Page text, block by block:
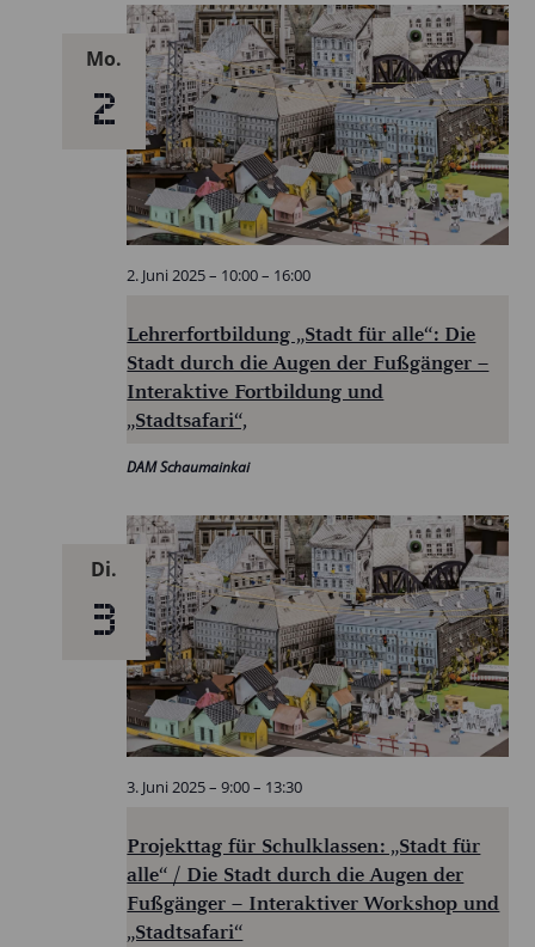
Mo.
2
Lehrerfortbildung „Stadt für alle“: Die
Stadt durch die Augen der Fußgänger –
Interaktive Fortbildung und
„Stadtsafari“,
2. Juni 2025 – 10:00– 16:00
DAM Schaumainkai
Di.
3
Projekttag für Schulklassen: „Stadt für
alle“ / Die Stadt durch die Augen der
Fußgänger – Interaktiver Workshop und
„Stadtsafari“
3. Juni 2025 – 9:00– 13:30